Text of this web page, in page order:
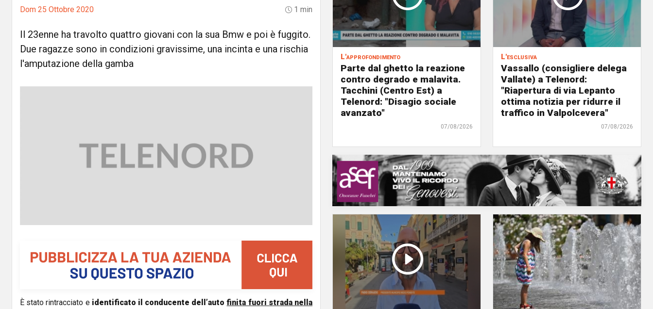
Dom 25 Ottobre 2020 1 min
Il 23enne ha travolto quattro giovani con la sua Bmw e poi è fuggito.
Due ragazze sono in condizioni gravissime, una incinta e una rischia
l'amputazione della gamba
È stato rintracciato e identificato il conducente dell’autofinita fuori strada nella
L'approfondimento
Parte dal ghetto la reazione
contro degrado e malavita.
Tacchini (Centro Est) a
Telenord: "Disagio sociale
avanzato"
07/08/2026
L'esclusiva
Vassallo (consigliere delega
Vallate) a Telenord:
"Riapertura di via Lepanto
ottima notizia per ridurre il
traffico in Valpolcevera"
07/08/2026